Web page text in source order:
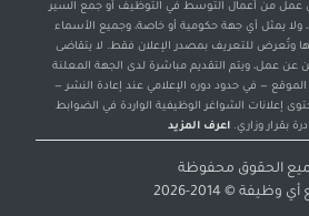
عمل من أعمال التوسط في التوظيف أو جمع السير
ولا يمثل أي جهة حكومية أو خاصة، وجميع الأسماء
وتُعرض للتعريف بمصدر الإعلان فقط. لا يتقاضى
عن عمل، ويتم التقديم مباشرة لدى الجهة المعلنة
الموقع — في حدود دوره الإعلامي عند إعادة النشر —
إعلانات الشواغر الوظيفية الواردة في الضوابط
بقرار وزاري. اعرف المزيد
الحقوق محفوظة
أي وظيفة © 2014-2026